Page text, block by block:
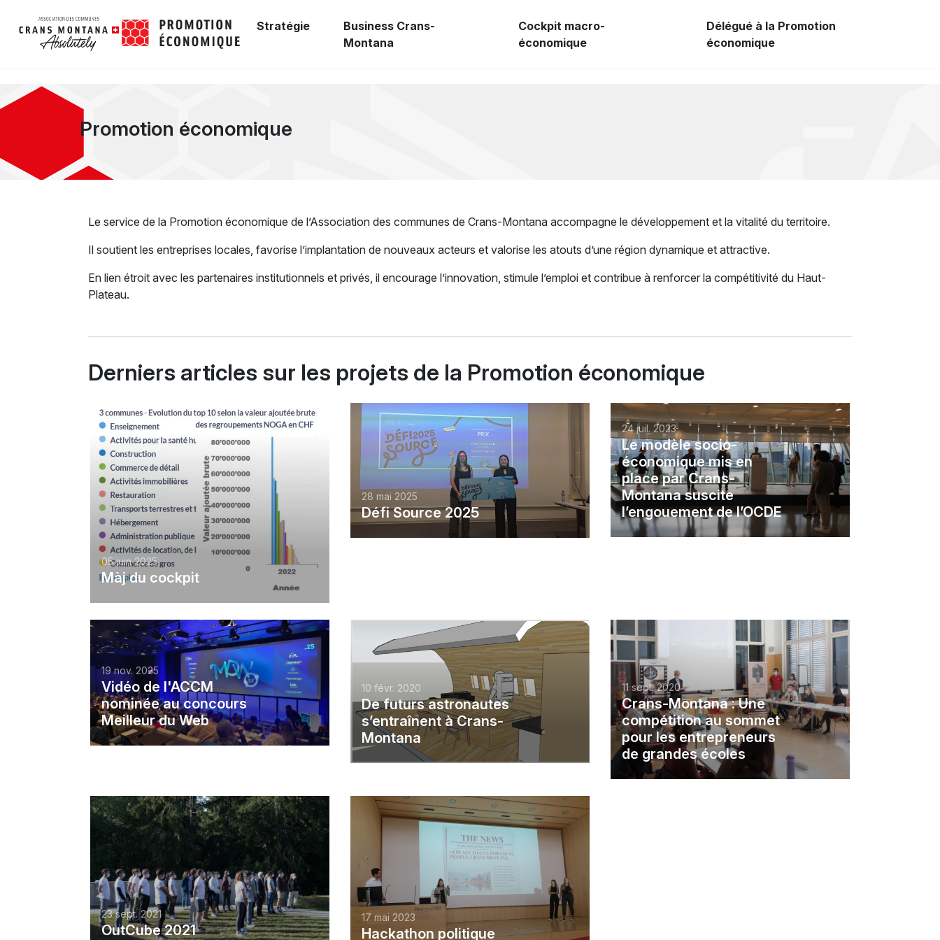
Stratégie
Business Crans-
Montana
Cockpit macro-
économique
Délégué à la Promotion
économique
Promotion économique
Le service de la Promotion économique de l’Association des communes de Crans-Montana accompagne le développement et la vitalité du territoire.
Il soutient les entreprises locales, favorise l’implantation de nouveaux acteurs et valorise les atouts d’une région dynamique et attractive.
En lien étroit avec les partenaires institutionnels et privés, il encourage l’innovation, stimule l’emploi et contribue à renforcer la compétitivité du Haut-
Plateau.
Derniers articles sur les projets de la Promotion économique
05 juin 2025
Màj du cockpit
28 mai 2025
Défi Source 2025
24 juil. 2023
Le modèle socio-
économique mis en
place par Crans-
Montana suscite
l’engouement de l’OCDE
19 nov. 2025
Vidéo de l'ACCM
nominée au concours
Meilleur du Web
10 févr. 2020
De futurs astronautes
s’entraînent à Crans-
Montana
11 sept. 2020
Crans-Montana : Une
compétition au sommet
pour les entrepreneurs
de grandes écoles
23 sept. 2021
OutCube 2021
17 mai 2023
Hackathon politique